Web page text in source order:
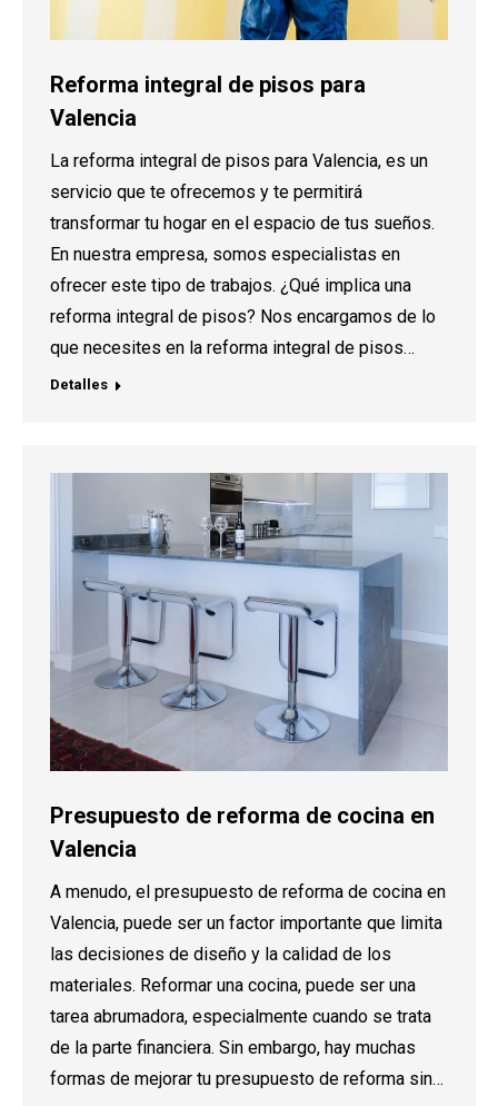
Reforma integral de pisos para
Valencia
La reforma integral de pisos para Valencia, es un
servicio que te ofrecemos y te permitirá
transformar tu hogar en el espacio de tus sueños.
En nuestra empresa, somos especialistas en
ofrecer este tipo de trabajos. ¿Qué implica una
reforma integral de pisos? Nos encargamos de lo
que necesites en la reforma integral de pisos…
Detalles
Presupuesto de reforma de cocina en
Valencia
A menudo, el presupuesto de reforma de cocina en
Valencia, puede ser un factor importante que limita
las decisiones de diseño y la calidad de los
materiales. Reformar una cocina, puede ser una
tarea abrumadora, especialmente cuando se trata
de la parte financiera. Sin embargo, hay muchas
formas de mejorar tu presupuesto de reforma sin…